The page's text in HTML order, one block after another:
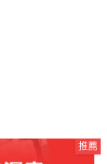
推薦